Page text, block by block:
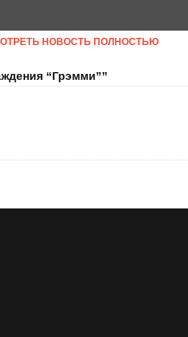
НОВОСТЬ ПОЛНОСТЬЮ
“Грэмми””